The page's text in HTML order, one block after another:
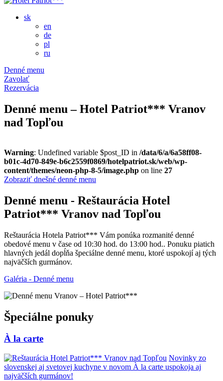
sk
en
de
pl
ru
Denné menu
Zavolať
Rezervácia
Denné menu – Hotel Patriot*** Vranov
nad Topľou
Warning: Undefined variable $post_ID in /data/6/a/6a58ff08-
b01c-4d70-849e-b6c2559f0869/hotelpatriot.sk/web/wp-
content/themes/neon-php-8-5/image.php on line 27
Zobraziť dnešné denné menu
Denné menu - Reštaurácia Hotel
Patriot*** Vranov nad Topľou
Reštaurácia Hotela Patriot*** Vám ponúka rozmanité denné
obedové menu v čase od 10:30 hod. do 13:00 hod.. Ponuku piatich
hlavných jedál dopĺňa špeciálne denné menu, ktoré uspokojí aj tých
najväčších gurmánov.
Galéria - Denné menu
Špeciálne ponuky
À la carte
Novinky zo
slovenskej aj svetovej kuchyne v novom À la carte uspokoja aj
najväčších gurmánov!